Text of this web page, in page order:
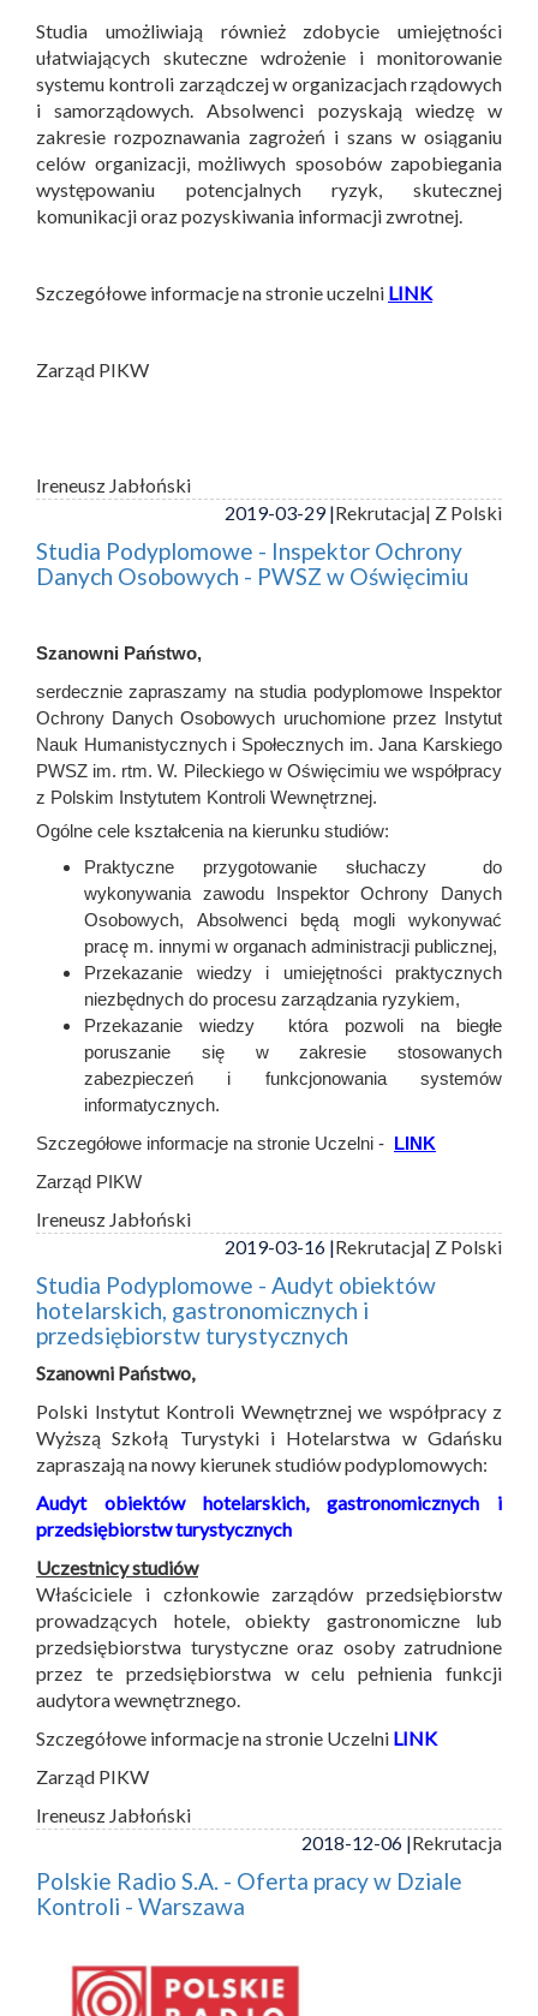
Studia umożliwiają również zdobycie umiejętności
ułatwiających skuteczne wdrożenie i monitorowanie
systemu kontroli zarządczej w organizacjach rządowych
i samorządowych. Absolwenci pozyskają wiedzę w
zakresie rozpoznawania zagrożeń i szans w osiąganiu
celów organizacji, możliwych sposobów zapobiegania
występowaniu potencjalnych ryzyk, skutecznej
komunikacji oraz pozyskiwania informacji zwrotnej.
Szczegółowe informacje na stronie uczelni LINK
Zarząd PIKW
Ireneusz Jabłoński
2019-03-29 |Rekrutacja| Z Polski
Studia Podyplomowe - Inspektor Ochrony
Danych Osobowych - PWSZ w Oświęcimiu
Szanowni Państwo,
serdecznie zapraszamy na studia podyplomowe Inspektor
Ochrony Danych Osobowych uruchomione przez Instytut
Nauk Humanistycznych i Społecznych im. Jana Karskiego
PWSZ im. rtm. W. Pileckiego w Oświęcimiu we współpracy
z Polskim Instytutem Kontroli Wewnętrznej.
Ogólne cele kształcenia na kierunku studiów:
Praktyczne przygotowanie słuchaczy do
wykonywania zawodu Inspektor Ochrony Danych
Osobowych, Absolwenci będą mogli wykonywać
pracę m. innymi w organach administracji publicznej,
Przekazanie wiedzy i umiejętności praktycznych
niezbędnych do procesu zarządzania ryzykiem,
Przekazanie wiedzy która pozwoli na biegłe
poruszanie się w zakresie stosowanych
zabezpieczeń i funkcjonowania systemów
informatycznych.
Szczegółowe informacje na stronie Uczelni - LINK
Zarząd PIKW
Ireneusz Jabłoński
2019-03-16 |Rekrutacja| Z Polski
Studia Podyplomowe - Audyt obiektów
hotelarskich, gastronomicznych i
przedsiębiorstw turystycznych
Szanowni Państwo,
Polski Instytut Kontroli Wewnętrznej we współpracy z
Wyższą Szkołą Turystyki i Hotelarstwa w Gdańsku
zapraszają na nowy kierunek studiów podyplomowych:
Audyt obiektów hotelarskich, gastronomicznych i
przedsiębiorstw turystycznych
Uczestnicy studiów
Właściciele i członkowie zarządów przedsiębiorstw
prowadzących hotele, obiekty gastronomiczne lub
przedsiębiorstwa turystyczne oraz osoby zatrudnione
przez te przedsiębiorstwa w celu pełnienia funkcji
audytora wewnętrznego.
Szczegółowe informacje na stronie Uczelni LINK
Zarząd PIKW
Ireneusz Jabłoński
2018-12-06 |Rekrutacja
Polskie Radio S.A. - Oferta pracy w Dziale
Kontroli - Warszawa